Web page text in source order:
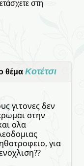
στη
θέμα Κοτέτσι
γιτονες δεν
στην
ολα
για